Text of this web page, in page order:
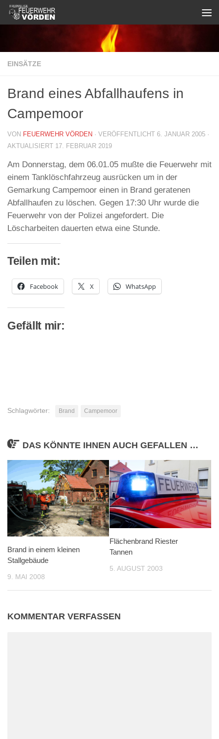
Zum Inhalt springen
EINSÄTZE
Brand eines Abfallhaufens in
Campemoor
VON FEUERWEHR VÖRDEN · VERÖFFENTLICHT 6. JANUAR 2005 ·
AKTUALISIERT 17. FEBRUAR 2019
Am Donnerstag, dem 06.01.05 mußte die Feuerwehr mit
einem Tanklöschfahrzeug ausrücken um in der
Gemarkung Campemoor einen in Brand geratenen
Abfallhaufen zu löschen. Gegen 17:30 Uhr wurde die
Feuerwehr von der Polizei angefordert. Die
Löscharbeiten dauerten etwa eine Stunde.
Teilen mit:
Facebook X WhatsApp
Gefällt mir:
Schlagwörter: Brand Campemoor
DAS KÖNNTE IHNEN AUCH GEFALLEN …
Brand in einem kleinen
Stallgebäude
9. MAI 2008
Flächenbrand Riester
Tannen
5. AUGUST 2003
KOMMENTAR VERFASSEN